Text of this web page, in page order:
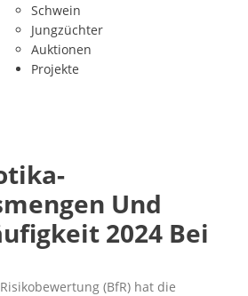
Schwein
Jungzüchter
Auktionen
Projekte
Und
2024 Bei
(BfR) hat die